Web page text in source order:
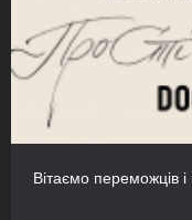
Вітаємо переможців